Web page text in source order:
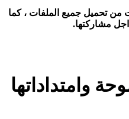
من تحميل جميع الملفات ، كما
مشاركتها.
وامتداداتها